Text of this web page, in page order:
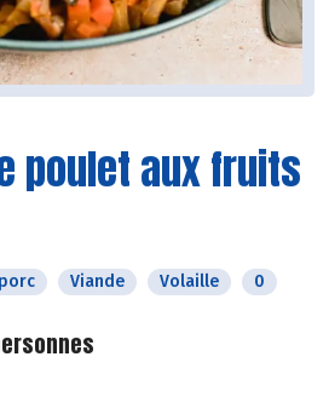
poulet aux fruits
Viande Volaille 0